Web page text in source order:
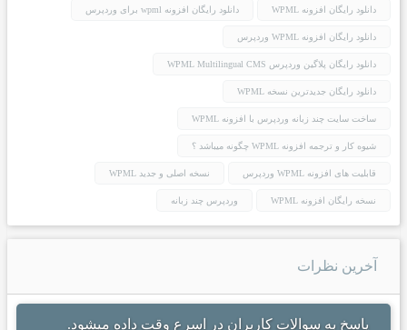
دانلود رایگان افزونه WPML دانلود رایگان افزونه wpml برای وردپرس
دانلود رایگان افزونه WPML وردپرس
دانلود رایگان پلاگین وردپرس WPML Multilingual CMS
دانلود رایگان جدیدترین نسخه WPML
ساخت سایت چند زبانه وردپرس با افزونه WPML
شیوه کار و ترجمه افزونه WPML چگونه میباشد ؟
قابلیت های افزونه WPML وردپرس نسخه اصلی و جدید WPML
نسخه رایگان افزونه WPML وردپرس چند زبانه
آخرین نظرات
پاسخ به سوالات کاربران در اسرع وقت داده میشود.